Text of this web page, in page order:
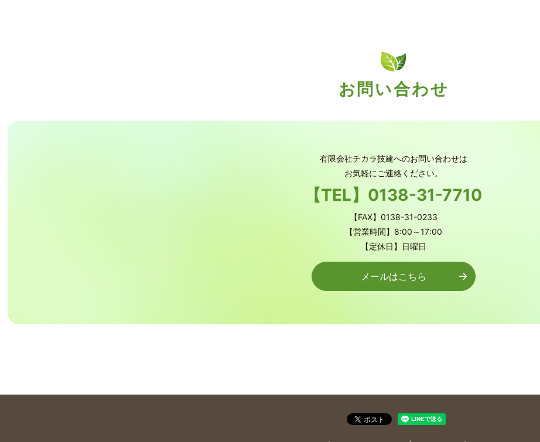
お問い合わせ
有限会社チカラ技建へのお問い合わせは
お気軽にご連絡ください。
【TEL】 0138-31-7710
【FAX】0138-31-0233
【営業時間】8:00～17:00
【定休日】日曜日
メールはこちら